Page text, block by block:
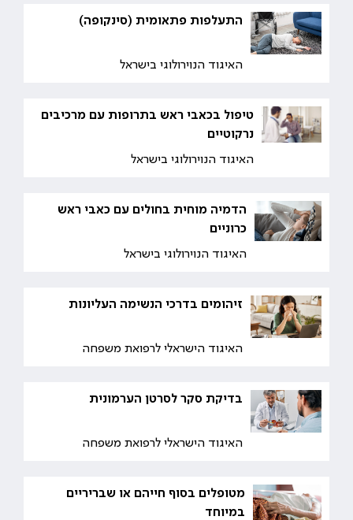
התעלפות פתאומית (סינקופה)
האיגוד הנוירולוגי בישראל
טיפול בכאבי ראש בתרופות עם מרכיבים
נרקוטיים
האיגוד הנוירולוגי בישראל
הדמיה מוחית בחולים עם כאבי ראש
כרוניים
האיגוד הנוירולוגי בישראל
זיהומים בדרכי הנשימה העליונות
האיגוד הישראלי לרפואת משפחה
בדיקת סקר לסרטן הערמונית
האיגוד הישראלי לרפואת משפחה
מטופלים בסוף חייהם או שבריריים
במיוחד